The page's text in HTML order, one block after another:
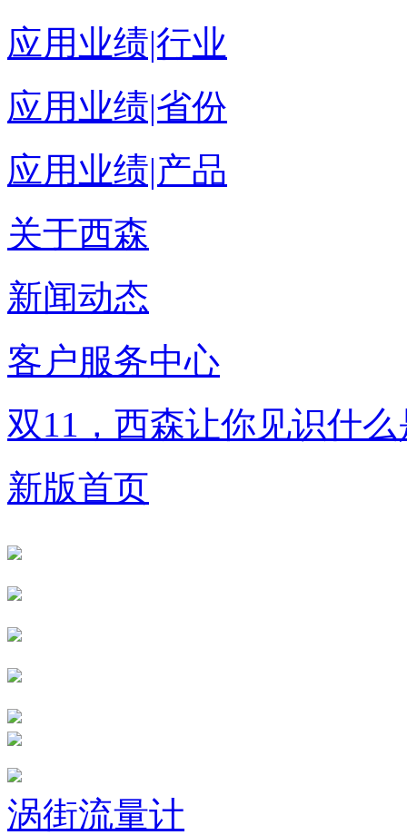
应用业绩|行业
应用业绩|省份
应用业绩|产品
关于西森
新闻动态
客户服务中心
双11，西森让你见识什
新版首页
涡街流量计